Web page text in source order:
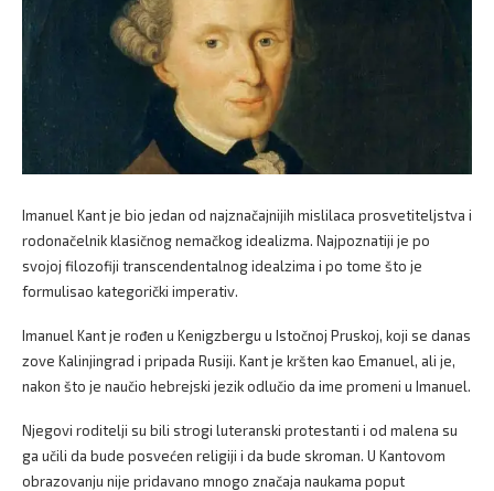
Imanuel Kant je bio jedan od najznačajnijih mislilaca prosvetiteljstva i
rodonačelnik klasičnog nemačkog idealizma. Najpoznatiji je po
svojoj filozofiji transcendentalnog idealzima i po tome što je
formulisao kategorički imperativ.
Imanuel Kant je rođen u Kenigzbergu u Istočnoj Pruskoj, koji se danas
zove Kalinjingrad i pripada Rusiji. Kant je kršten kao Emanuel, ali je,
nakon što je naučio hebrejski jezik odlučio da ime promeni u Imanuel.
Njegovi roditelji su bili strogi luteranski protestanti i od malena su
ga učili da bude posvećen religiji i da bude skroman. U Kantovom
obrazovanju nije pridavano mnogo značaja naukama poput